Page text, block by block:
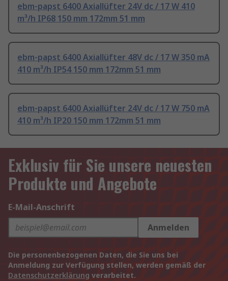
ebm-papst 6400 Axiallüfter 24V dc / 17 W 410
m³/h IP68 150 mm 172mm 51 mm
ebm-papst 6400 Axiallüfter 48V dc / 17 W 350 mA
410 m³/h IP54 150 mm 172mm 51 mm
ebm-papst 6400 Axiallüfter 24V dc / 17 W 750 mA
410 m³/h IP20 150 mm 172mm 51 mm
Exklusiv für Sie unsere neuesten
Produkte und Angebote
E-Mail-Anschrift
Anmelden
Die personenbezogenen Daten, die Sie uns bei
Anmeldung zur Verfügung stellen, werden gemäß der
Datenschutzerklärung verarbeitet.